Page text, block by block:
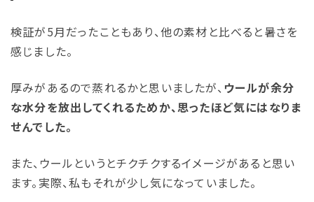
検証が5月だったこともあり、他の素材と比べると暑さを
感じました。
厚みがあるので蒸れるかと思いましたが、 ウールが余分
な水分を放出してくれるためか、思ったほど気にはなりま
せんでした。
また、ウールというとチクチクするイメージがあると思い
ます。実際、私もそれが少し気になっていました。